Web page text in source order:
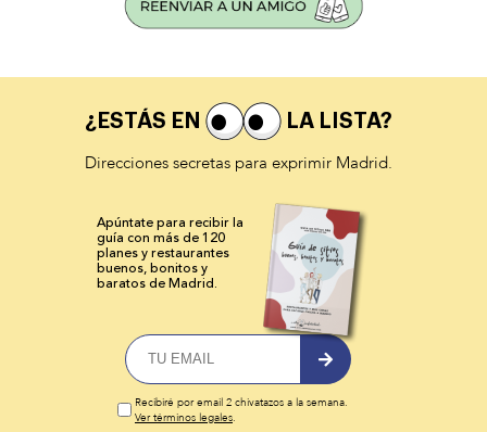
¿ESTÁS EN
LA LISTA?
Direcciones secretas para exprimir Madrid.
Apúntate para recibir la
guía con más de 120
planes y restaurantes
buenos, bonitos y
baratos de Madrid.
Recibiré por email 2 chivatazos a la semana.
Ver términos legales.